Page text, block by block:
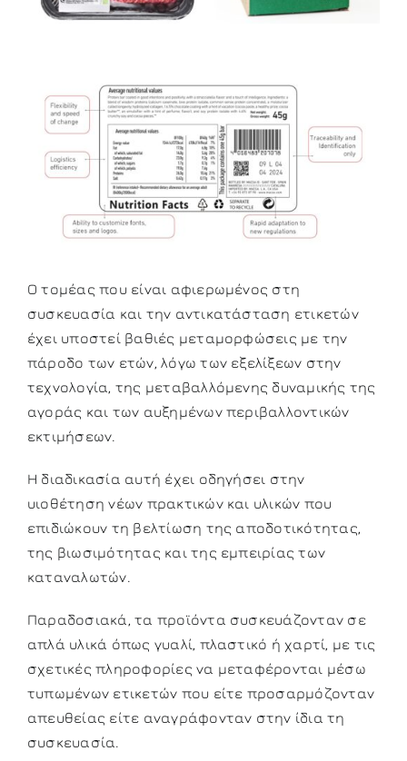
Ο τομέας που είναι αφιερωμένος στη
συσκευασία και την αντικατάσταση ετικετών
έχει υποστεί βαθιές μεταμορφώσεις με την
πάροδο των ετών, λόγω των εξελίξεων στην
τεχνολογία, της μεταβαλλόμενης δυναμικής της
αγοράς και των αυξημένων περιβαλλοντικών
εκτιμήσεων.
Η διαδικασία αυτή έχει οδηγήσει στην
υιοθέτηση νέων πρακτικών και υλικών που
επιδιώκουν τη βελτίωση της αποδοτικότητας,
της βιωσιμότητας και της εμπειρίας των
καταναλωτών.
Παραδοσιακά, τα προϊόντα συσκευάζονταν σε
απλά υλικά όπως γυαλί, πλαστικό ή χαρτί, με τις
σχετικές πληροφορίες να μεταφέρονται μέσω
τυπωμένων ετικετών που είτε προσαρμόζονταν
απευθείας είτε αναγράφονταν στην ίδια τη
συσκευασία.